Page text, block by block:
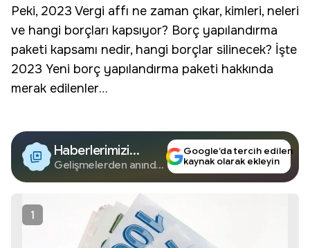
Peki, 2023 Vergi affı ne zaman çıkar, kimleri, neleri
ve hangi borçları kapsıyor? Borç yapılandırma
paketi kapsamı nedir, hangi borçlar silinecek? İşte
2023 Yeni borç yapılandırma paketi hakkında
merak edilenler…
Haberlerimizi
Google'da Takip
Edin
Gelişmelerden anında
Google’da tercih edilen
kaynak olarak ekleyin
1